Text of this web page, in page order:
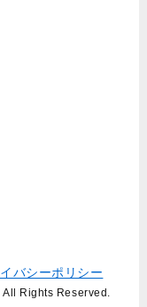
バシーポリシー
Rights Reserved.